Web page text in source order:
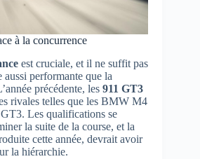
à la concurrence
est cruciale, et il ne suffit pas
performante que la
précédente, les 911 GT3
rivales telles que les BMW M4
Les qualifications se
la suite de la course, et la
cette année, devrait avoir
la hiérarchie.